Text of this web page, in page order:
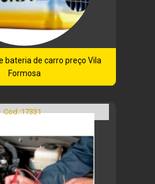
bateria de carro preço Vila
Formosa
Cod.:17331